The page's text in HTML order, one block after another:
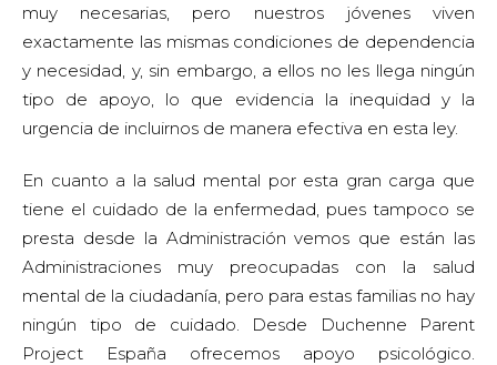
muy necesarias, pero nuestros jóvenes viven
exactamente las mismas condiciones de dependencia
y necesidad, y, sin embargo, a ellos no les llega ningún
tipo de apoyo, lo que evidencia la inequidad y la
urgencia de incluirnos de manera efectiva en esta ley.
En cuanto a la salud mental por esta gran carga que
tiene el cuidado de la enfermedad, pues tampoco se
presta desde la Administración vemos que están las
Administraciones muy preocupadas con la salud
mental de la ciudadanía, pero para estas familias no hay
ningún tipo de cuidado. Desde Duchenne Parent
Project España ofrecemos apoyo psicológico.